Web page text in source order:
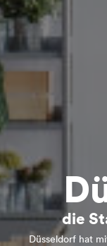
die
Düsseldorf hat